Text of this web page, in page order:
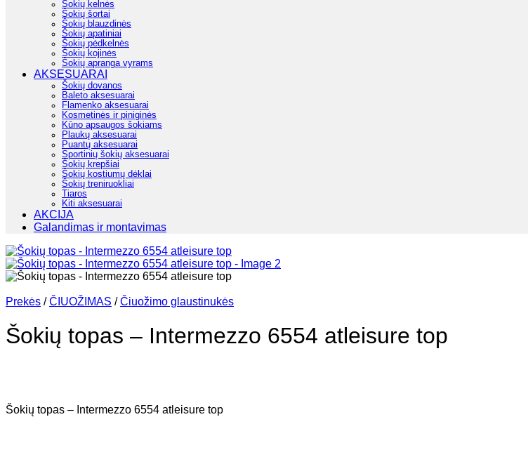
Šokių kelnės
Šokių šortai
Šokių blauzdinės
Šokių apatiniai
Šokių pėdkelnės
Šokių kojinės
Šokių apranga vyrams
AKSESUARAI
Šokių dovanos
Baleto aksesuarai
Flamenko aksesuarai
Kosmetinės ir piniginės
Kūno apsaugos šokiams
Plaukų aksesuarai
Puantų aksesuarai
Sportinių šokių aksesuarai
Šokių krepšiai
Šokių kostiumų dėklai
Šokių treniruokliai
Tiaros
Kiti aksesuarai
AKCIJA
Galandimas ir montavimas
Prekės / ČIUOŽIMAS / Čiuožimo glaustinukės
Šokių topas – Intermezzo 6554 atleisure top
Šokių topas – Intermezzo 6554 atleisure top